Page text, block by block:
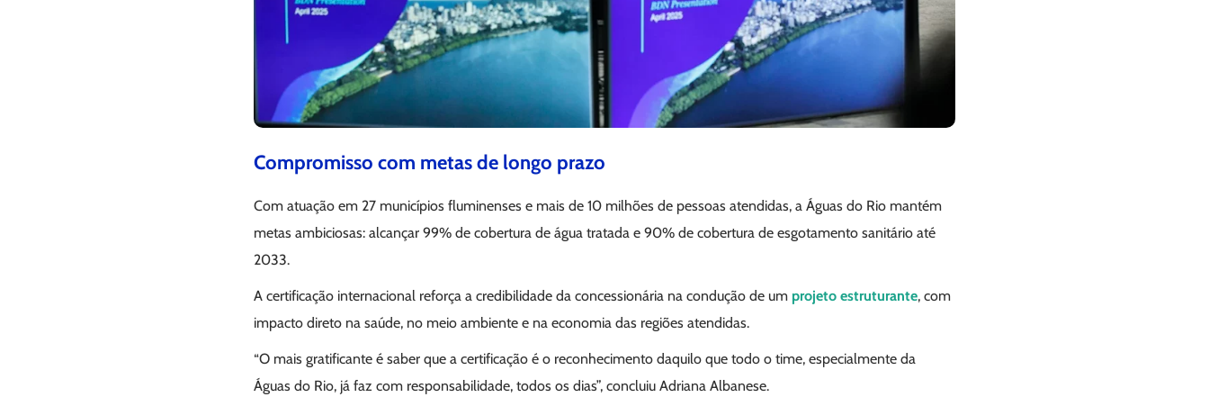
Compromisso com metas de longo prazo
Com atuação em 27 municípios fluminenses e mais de 10 milhões de pessoas atendidas, a Águas do Rio mantém
metas ambiciosas: alcançar 99% de cobertura de água tratada e 90% de cobertura de esgotamento sanitário até
2033.
A certificação internacional reforça a credibilidade da concessionária na condução de um projeto estruturante, com
impacto direto na saúde, no meio ambiente e na economia das regiões atendidas.
“O mais gratificante é saber que a certificação é o reconhecimento daquilo que todo o time, especialmente da
Águas do Rio, já faz com responsabilidade, todos os dias”, concluiu Adriana Albanese.